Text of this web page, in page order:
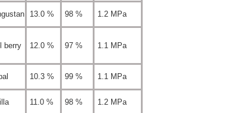
13.0 % 98 % 1.2 MPa
berry 12.0 % 97 % 1.1 MPa
10.3 % 99 % 1.1 MPa
11.0 % 98 % 1.2 MPa